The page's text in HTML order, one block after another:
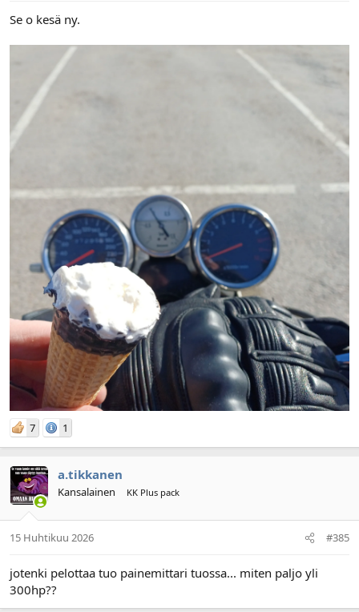
Se o kesä ny.
7 1
a.tikkanen
Kansalainen KK Plus pack
15 Huhtikuu 2026 #385
jotenki pelottaa tuo painemittari tuossa... miten paljo yli
300hp??